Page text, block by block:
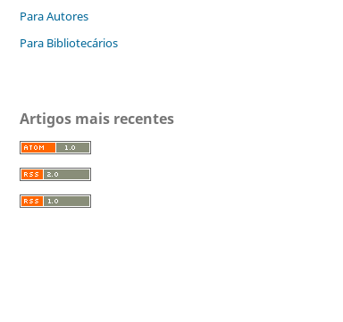
Para Autores
Para Bibliotecários
Artigos mais recentes